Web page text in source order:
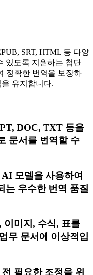
SRT, HTML 등 다양
있도록 지원하는 첨단
정확한 번역을 보장하
유지합니다.
DOC, TXT 등을
문서를 번역할 수
모델을 사용하여
는 우수한 번역 품질
이미지, 수식, 표를
무 문서에 이상적입
필요한 조정을 위